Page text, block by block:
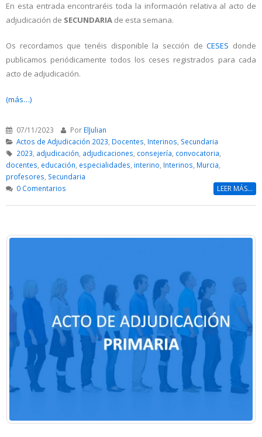
En esta entrada encontraréis toda la información relativa al acto de
adjudicación de SECUNDARIA de esta semana.
Os recordamos que tenéis disponible la sección deCESES donde
publicamos periódicamente todos los ceses registrados para cada
acto de adjudicación.
(más…)
07/11/2023 Por ElJulian
Actos de Adjudicación 2023 Docentes Interinos Secundaria
2023 adjudicación adjudicaciones consejería convocatoria
docentes educación especialidades interino Interinos Murcia
profesores Secundaria
0 Comentarios
LEER MÁS...